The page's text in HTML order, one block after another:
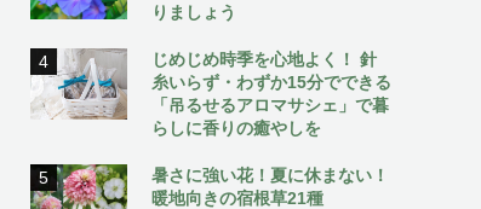
りましょう
4
じめじめ時季を心地よく！ 針
糸いらず・わずか15分でできる
「吊るせるアロマサシェ」で暮
らしに香りの癒やしを
5
暑さに強い花！夏に休まない！
暖地向きの宿根草21種